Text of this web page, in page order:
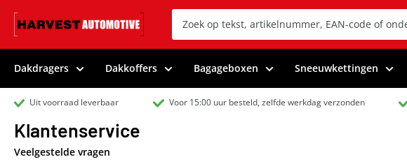
Dakdragers Dakkoffers Bagageboxen Sneeuwkettingen
Uit voorraad leverbaar Voor 15:00 uur besteld, zelfde werkdag verzonden
Klantenservice
Veelgestelde vragen